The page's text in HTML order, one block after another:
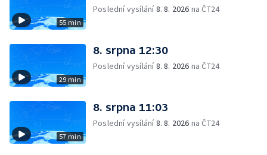
55 min
Poslední vysílání8. 8. 2026 na ČT24
29 min
8. srpna 12:30
Poslední vysílání8. 8. 2026 na ČT24
57 min
8. srpna 11:03
Poslední vysílání8. 8. 2026 na ČT24